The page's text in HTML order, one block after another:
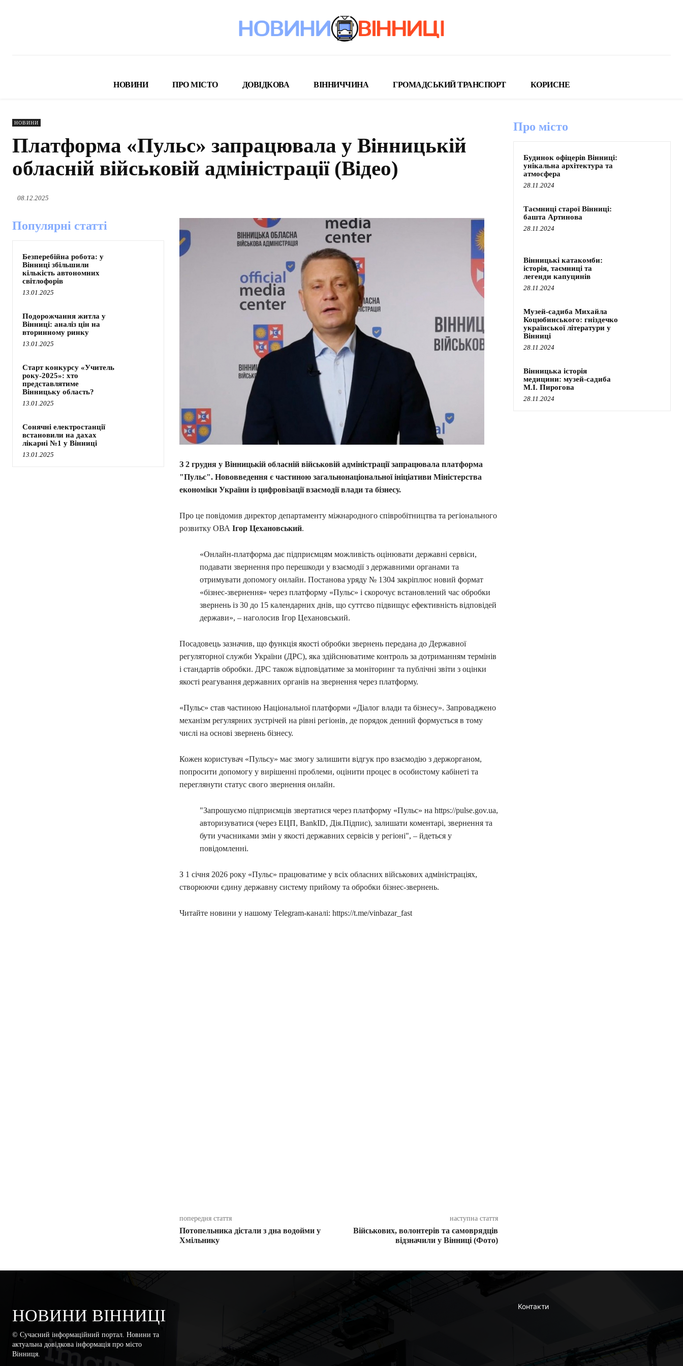
НОВИНИ ПРО МІСТО ДОВІДКОВА ВІННИЧЧИНА ГРОМАДСЬКИЙ ТРАНСПОРТ КОРИСНЕ
НОВИНИ
Платформа «Пульс» запрацювала у Вінницькій
обласній військовій адміністрації (Відео)
08.12.2025
Популярні статті
Безперебійна робота: у
Вінниці збільшили
кількість автономних
світлофорів
13.01.2025
Подорожчання житла у
Вінниці: аналіз цін на
вторинному ринку
13.01.2025
Старт конкурсу «Учитель
року-2025»: хто
представлятиме
Вінницьку область?
13.01.2025
Сонячні електростанції
встановили на дахах
лікарні №1 у Вінниці
13.01.2025
З 2 грудня у Вінницькій обласній військовій адміністрації запрацювала платформа
"Пульс". Нововведення є частиною загальнонаціональної ініціативи Міністерства
економіки України із цифровізації взаємодії влади та бізнесу.
Про це повідомив директор департаменту міжнародного співробітництва та регіонального
розвитку ОВА Ігор Цехановський.
«Онлайн-платформа дає підприємцям можливість оцінювати державні сервіси,
подавати звернення про перешкоди у взаємодії з державними органами та
отримувати допомогу онлайн. Постанова уряду № 1304 закріплює новий формат
«бізнес-звернення» через платформу «Пульс» і скорочує встановлений час обробки
звернень із 30 до 15 календарних днів, що суттєво підвищує ефективність відповідей
держави», – наголосив Ігор Цехановський.
Посадовець зазначив, що функція якості обробки звернень передана до Державної
регуляторної служби України (ДРС), яка здійснюватиме контроль за дотриманням термінів
і стандартів обробки. ДРС також відповідатиме за моніторинг та публічні звіти з оцінки
якості реагування державних органів на звернення через платформу.
«Пульс» став частиною Національної платформи «Діалог влади та бізнесу». Запроваджено
механізм регулярних зустрічей на рівні регіонів, де порядок денний формується в тому
числі на основі звернень бізнесу.
Кожен користувач «Пульсу» має змогу залишити відгук про взаємодію з держорганом,
попросити допомогу у вирішенні проблеми, оцінити процес в особистому кабінеті та
переглянути статус свого звернення онлайн.
"Запрошуємо підприємців звертатися через платформу «Пульс» на https://pulse.gov.ua,
авторизуватися (через ЕЦП, BankID, Дія.Підпис), залишати коментарі, звернення та
бути учасниками змін у якості державних сервісів у регіоні", – йдеться у
повідомленні.
З 1 січня 2026 року «Пульс» працюватиме у всіх обласних військових адміністраціях,
створюючи єдину державну систему прийому та обробки бізнес-звернень.
Читайте новини у нашому Telegram-каналі: https://t.me/vinbazar_fast
попередня стаття
Потопельника дістали з дна водойми у
Хмільнику
наступна стаття
Військових, волонтерів та самоврядців
відзначили у Вінниці (Фото)
Про місто
Будинок офіцерів Вінниці:
унікальна архітектура та
атмосфера
28.11.2024
Таємниці старої Вінниці:
башта Артинова
28.11.2024
Вінницькі катакомби:
історія, таємниці та
легенди капуцинів
28.11.2024
Музей-садиба Михайла
Коцюбинського: гніздечко
української літератури у
Вінниці
28.11.2024
Вінницька історія
медицини: музей-садиба
М.І. Пирогова
28.11.2024
НОВИНИ ВІННИЦІ
© Сучасний інформаційний портал. Новини та
актуальна довідкова інформація про місто
Вінниця.
Контакти